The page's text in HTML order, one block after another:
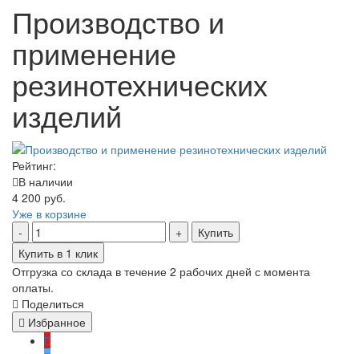
Производство и
применение
резинотехнических
изделий
Рейтинг:
В наличии
4 200 руб.
Уже в корзине
Купить
Купить в 1 клик
Отгрузка со склада в течение 2 рабочих дней с момента
оплаты.
Поделиться
Избранное